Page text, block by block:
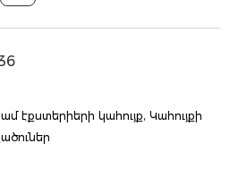
էքստերիերի կահույք, Կահույքի